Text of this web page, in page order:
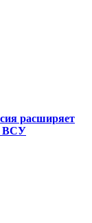
расширяет
ВСУ